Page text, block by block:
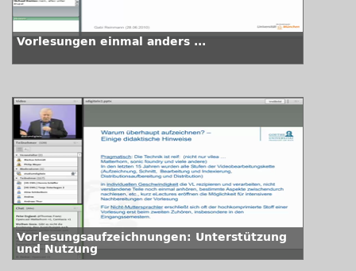
Vorlesungen einmal anders ...
Vorlesungsaufzeichnungen: Unterstützung
und Nutzung